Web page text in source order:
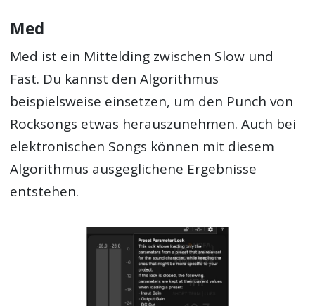
Med
Med ist ein Mittelding zwischen Slow und
Fast. Du kannst den Algorithmus
beispielsweise einsetzen, um den Punch von
Rocksongs etwas herauszunehmen. Auch bei
elektronischen Songs können mit diesem
Algorithmus ausgeglichene Ergebnisse
entstehen.